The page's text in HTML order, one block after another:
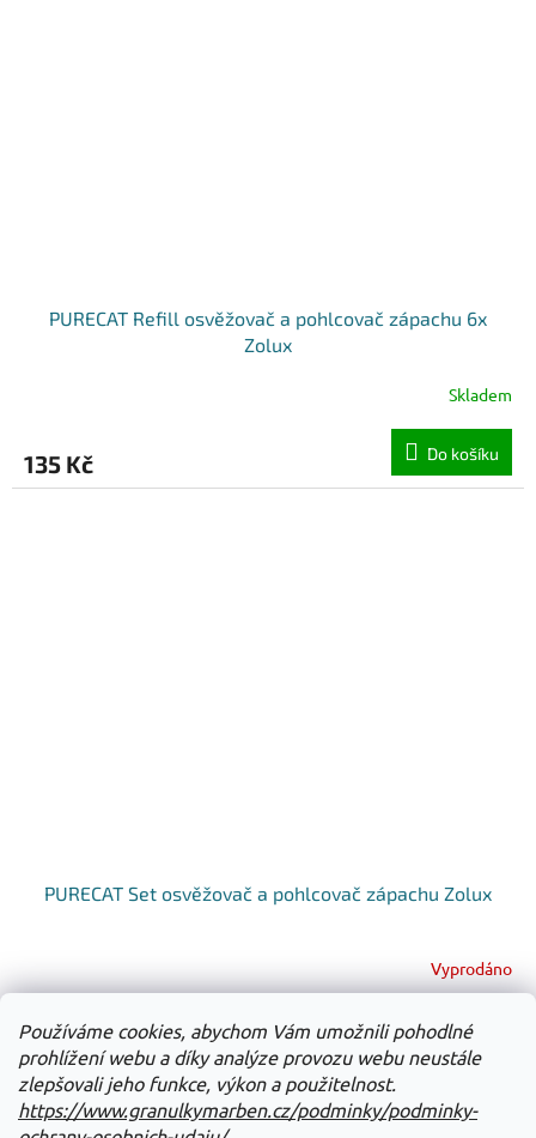
Používáme cookies, abychom Vám umožnili pohodlné
prohlížení webu a díky analýze provozu webu neustále
zlepšovali jeho funkce, výkon a použitelnost.
https://www.granulkymarben.cz/podminky/podminky-
PURECAT Refill osvěžovač a pohlcovač zápachu 6x
Zolux
Skladem
135 Kč Do košíku
PURECAT Set osvěžovač a pohlcovač zápachu Zolux
Vyprodáno
89 Kč Do košíku
O
v
14 položek celkem